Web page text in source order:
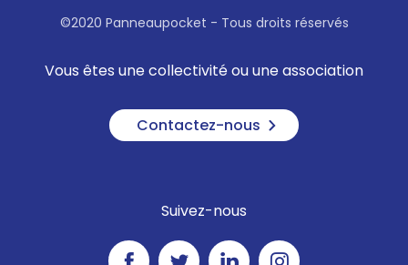
©2020 Panneaupocket - Tous droits réservés
Vous êtes une collectivité ou une association
Contactez-nous
Suivez-nous